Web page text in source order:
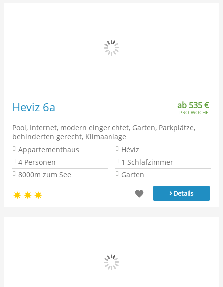
Heviz 6a ab 535 €
PRO WOCHE
Pool, Internet, modern eingerichtet, Garten, Parkplätze,
behinderten gerecht, Klimaanlage
Appartementhaus
Hévíz
4 Personen
1 Schlafzimmer
8000m zum See
Garten
›Details